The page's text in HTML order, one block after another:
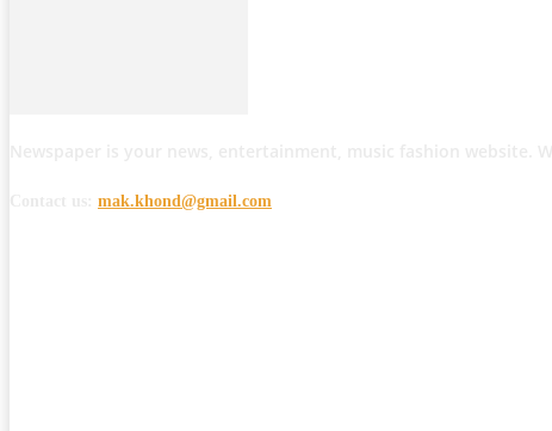
mak.khond@gmail.com